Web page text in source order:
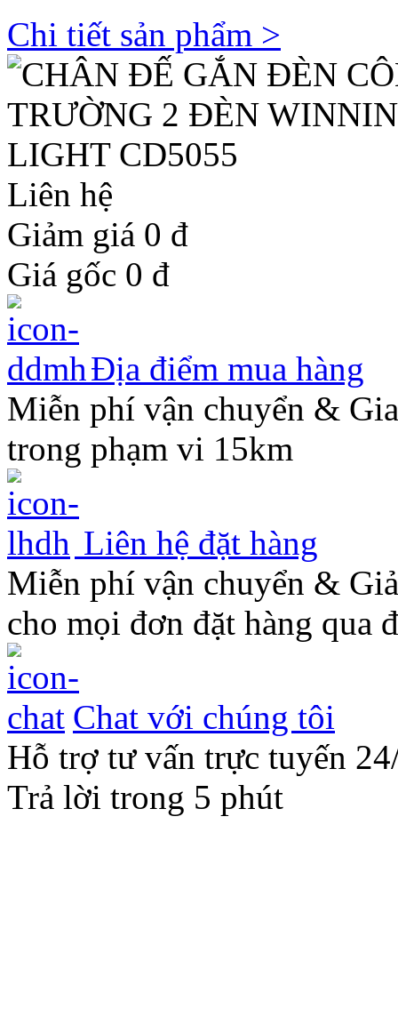
Chi tiết sản phẩm >
Liên hệ
Giảm giá 0 đ
Giá gốc 0 đ
Địa điểm mua hàng
Miễn phí vận chuyển &
trong phạm vi 15km
Liên hệ đặt hàng
Miễn phí vận chuyển &
cho mọi đơn đặt hàng qua
Chat với chúng tôi
Hỗ trợ tư vấn trực tuyến
Trả lời trong 5 phút